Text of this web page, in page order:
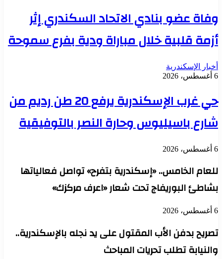
وفاة عضو بنادي الاتحاد السكندري إثر
أزمة قلبية خلال مباراة ودية بفرع سموحة
أخبار الإسكندرية
6 أغسطس، 2026
حي غرب الإسكندرية يرفع 20 طن رديم من
شارع باسيليوس وحارة النصر بالتوفيقية
6 أغسطس، 2026
للعام الخامس.. «إسكندرية بتفرح» تواصل فعالياتها
بشاطئ البوريفاج تحت شعار «اعرف مركزك»
6 أغسطس، 2026
تصريح بدفن الأب المقتول على يد نجله بالإسكندرية..
والنيابة تطلب تحريات المباحث